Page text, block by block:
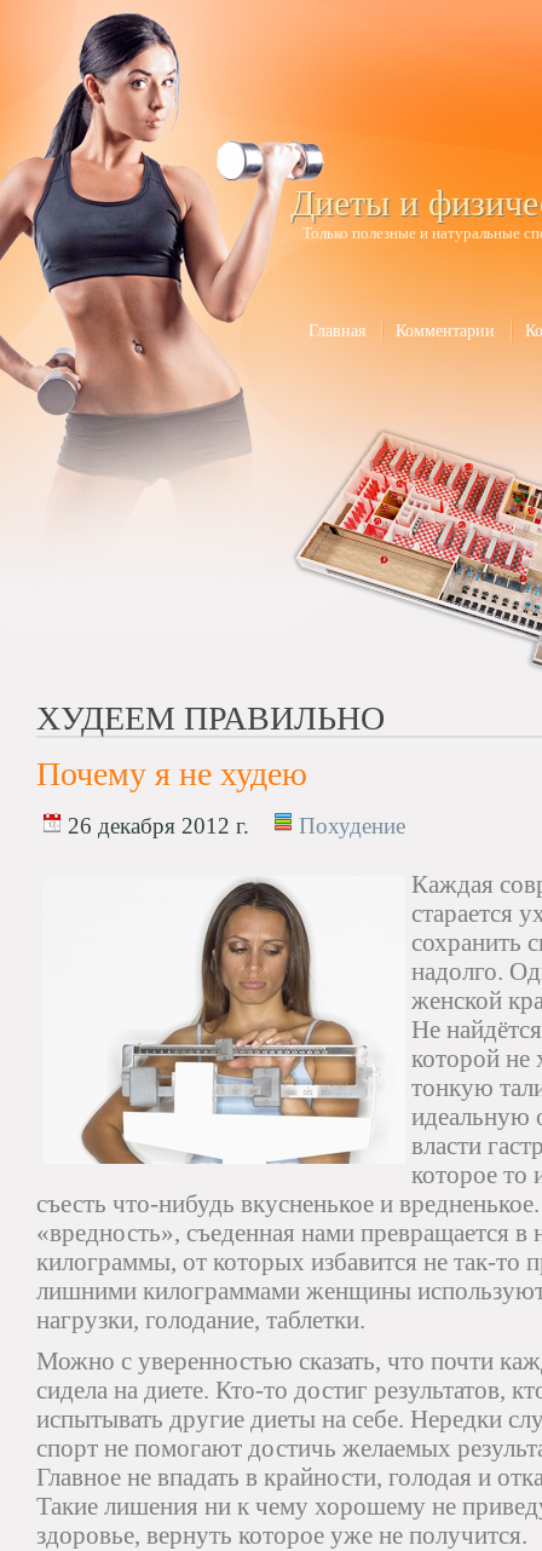
Диеты и
Только полезные и натуральные
Главная Комментарии
ХУДЕЕМ ПРАВИЛЬНО
Почему я не худею
26 декабря 2012 г. Похудение
Каждая
старается
сохранить
надолго.
женской
Не
которой не
тонкую
идеальную
власти
которое то
съесть что-нибудь вкусненькое и
«вредность», съеденная нами превращается
килограммы, от которых избавится не так-то
лишними килограммами женщины
нагрузки, голодание, таблетки.
Можно с уверенностью сказать, что почти
сидела на диете. Кто-то достиг результатов,
испытывать другие диеты на себе. Нередки
спорт не помогают достичь желаемых
Главное не впадать в крайности, голодая и
Такие лишения ни к чему хорошему не
здоровье, вернуть которое уже не получится.